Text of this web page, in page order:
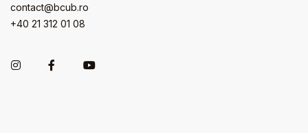
contact@bcub.ro
+40 21 312 01 08